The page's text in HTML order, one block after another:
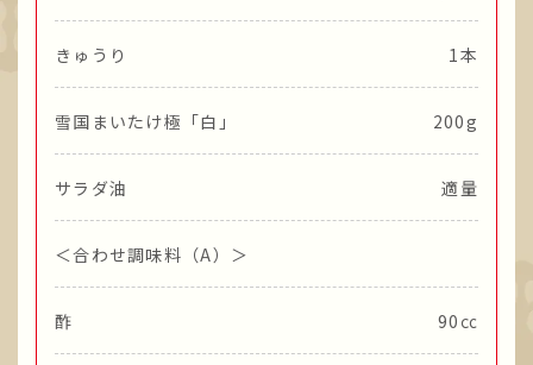
きゅうり 1本
雪国まいたけ極「白」 200g
サラダ油 適量
＜合わせ調味料（A）＞
酢 90㏄